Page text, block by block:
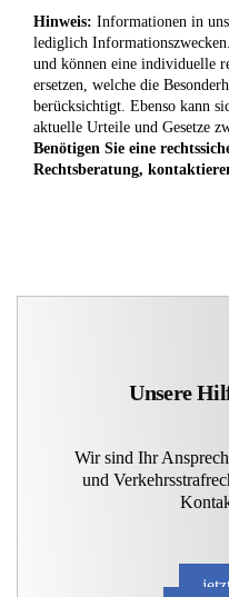
Hinweis: Informationen in
lediglich
und können eine individuelle
ersetzen, welche die
berücksichtigt. Ebenso kann
aktuelle Urteile und Gesetze
Benötigen Sie eine
Rechtsberatung,
Unsere
Wir sind Ihr
und